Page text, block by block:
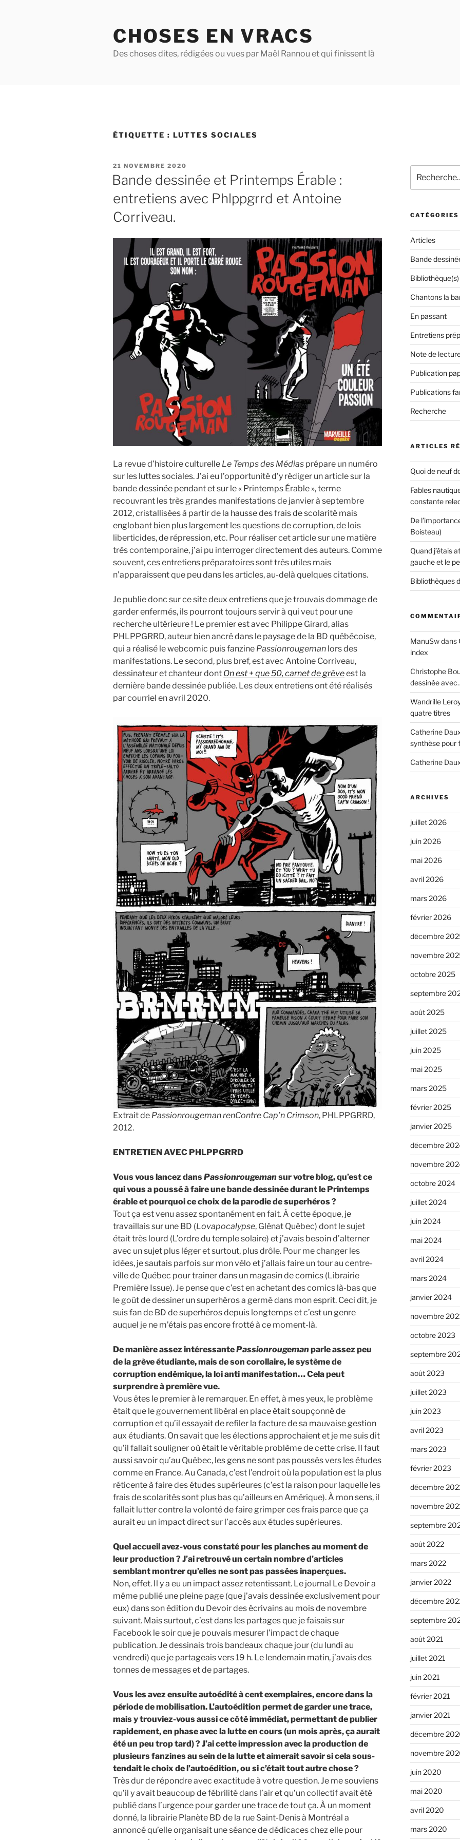
CHOSES EN VRACS
Des choses dites, rédigées ou vues par Maël Rannou et qui finissent là
ÉTIQUETTE : LUTTES SOCIALES
PUBLIÉ
LE
21 NOVEMBRE 2020
Bande dessinée et Printemps Érable :
entretiens avec Phlppgrrd et Antoine
Corriveau.
La revue d’histoire culturelle Le Temps des Médias prépare un numéro
sur les luttes sociales. J’ai eu l’opportunité d’y rédiger un article sur la
bande dessinée pendant et sur le « Printemps Érable », terme
recouvrant les très grandes manifestations de janvier à septembre
2012, cristallisées à partir de la hausse des frais de scolarité mais
englobant bien plus largement les questions de corruption, de lois
liberticides, de répression, etc. Pour réaliser cet article sur une matière
très contemporaine, j’ai pu interroger directement des auteurs. Comme
souvent, ces entretiens préparatoires sont très utiles mais
n’apparaissent que peu dans les articles, au-delà quelques citations.
Je publie donc sur ce site deux entretiens que je trouvais dommage de
garder enfermés, ils pourront toujours servir à qui veut pour une
recherche ultérieure ! Le premier est avec Philippe Girard, alias
PHLPPGRRD, auteur bien ancré dans le paysage de la BD québécoise,
qui a réalisé le webcomic puis fanzine Passionrougeman lors des
manifestations. Le second, plus bref, est avec Antoine Corriveau,
dessinateur et chanteur dont On est + que 50, carnet de grèveest la
dernière bande dessinée publiée. Les deux entretiens ont été réalisés
par courriel en avril 2020.
Extrait de Passionrougeman renContre Cap’n Crimson, PHLPPGRRD,
2012.
ENTRETIEN AVEC PHLPPGRRD
Vous vous lancez dansPassionrougemansur votre blog, qu’est ce
qui vous a poussé à faire une bande dessinée durant le Printemps
érable et pourquoi ce choix de la parodie de superhéros ?
Tout ça est venu assez spontanément en fait. À cette époque, je
travaillais sur une BD (Lovapocalypse, Glénat Québec) dont le sujet
était très lourd (L’ordre du temple solaire) et j’avais besoin d’alterner
avec un sujet plus léger et surtout, plus drôle. Pour me changer les
idées, je sautais parfois sur mon vélo et j’allais faire un tour au centre-
ville de Québec pour trainer dans un magasin de comics (Librairie
Première Issue). Je pense que c’est en achetant des comics là-bas que
le goût de dessiner un superhéros a germé dans mon esprit. Ceci dit, je
suis fan de BD de superhéros depuis longtemps et c’est un genre
auquel je ne m’étais pas encore frotté à ce moment-là.
De manière assez intéressantePassionrougemanparle assez peu
de la grève étudiante, mais de son corollaire, le système de
corruption endémique, la loi anti manifestation… Cela peut
surprendre à première vue.
Vous êtes le premier à le remarquer. En effet, à mes yeux, le problème
était que le gouvernement libéral en place était soupçonné de
corruption et qu’il essayait de refiler la facture de sa mauvaise gestion
aux étudiants. On savait que les élections approchaient et je me suis dit
qu’il fallait souligner où était le véritable problème de cette crise. Il faut
aussi savoir qu’au Québec, les gens ne sont pas poussés vers les études
comme en France. Au Canada, c’est l’endroit où la population est la plus
réticente à faire des études supérieures (c’est la raison pour laquelle les
frais de scolarités sont plus bas qu’ailleurs en Amérique). À mon sens, il
fallait lutter contre la volonté de faire grimper ces frais parce que ça
aurait eu un impact direct sur l’accès aux études supérieures.
Quel accueil avez-vous constaté pour les planches au moment de
leur production ? J’ai retrouvé un certain nombre d’articles
semblant montrer qu’elles ne sont pas passées inaperçues.
Non, effet. Il y a eu un impact assez retentissant. Le journal Le Devoir a
même publié une pleine page (que j’avais dessinée exclusivement pour
eux) dans son édition du Devoir des écrivains au mois de novembre
suivant. Mais surtout, c’est dans les partages que je faisais sur
Facebook le soir que je pouvais mesurer l’impact de chaque
publication. Je dessinais trois bandeaux chaque jour (du lundi au
vendredi) que je partageais vers 19 h. Le lendemain matin, j’avais des
tonnes de messages et de partages.
Vous les avez ensuite autoédité à cent exemplaires, encore dans la
période de mobilisation. L’autoédition permet de garder une trace,
mais y trouviez-vous aussi ce côté immédiat, permettant de publier
rapidement, en phase avec la lutte en cours (un mois après, ça aurait
été un peu trop tard) ? J’ai cette impression avec la production de
plusieurs fanzines au sein de la lutte et aimerait savoir si cela sous-
tendait le choix de l’autoédition, ou si c’était tout autre chose ?
Très dur de répondre avec exactitude à votre question. Je me souviens
qu’il y avait beaucoup de fébrilité dans l’air et qu’un collectif avait été
publié dans l’urgence pour garder une trace de tout ça. À un moment
donné, la librairie Planète BD de la rue Saint-Denis à Montréal a
annoncé qu’elle organisait une séance de dédicaces chez elle pour
pour
:
CATÉGORIES
Articles
Bande
Bibliothèque(s)
Chantons la
En passant
Entretiens
Note de
Publication
Publications
Recherche
ARTICLES
Quoi de neuf
Fables
constante
De
Boisteau)
Quand j’étais
gauche et le
Bibliothèques
ManuSwdans
index
Christophe
dessinée
Wandrille
quatre titres
Catherine
synthèse pour
Catherine
ARCHIVES
juillet 2026
juin 2026
mai 2026
avril 2026
mars 2026
février 2026
décembre
novembre
octobre 2025
septembre
août 2025
juillet 2025
juin 2025
mai 2025
mars 2025
février 2025
janvier 2025
décembre
novembre
octobre 2024
juillet 2024
juin 2024
mai 2024
avril 2024
mars 2024
janvier 2024
novembre
octobre 2023
septembre
août 2023
juillet 2023
juin 2023
avril 2023
mars 2023
février 2023
décembre
novembre
septembre
août 2022
mars 2022
janvier 2022
décembre
septembre
août 2021
juillet 2021
juin 2021
février 2021
janvier 2021
décembre
novembre
juin 2020
mai 2020
avril 2020
mars 2020